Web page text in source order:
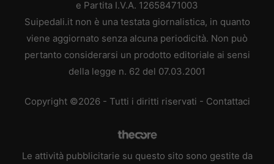
e Partita I.V.A. 12658471003
Suipedali.it non è una testata giornalistica, in quanto
viene aggiornato senza alcuna periodicità. Non può
pertanto considerarsi un prodotto editoriale ai sensi
della legge n. 62 del 07.03.2001
Copyright ©2026 - Tutti i diritti riservati - Contattaci
Le attività pubblicitarie su questo sito sono gestite da